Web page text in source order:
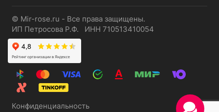
© Mir-rose.ru - Все права защищены.
ИП Петросова Р.Ф. ИНН 710513410054
Конфиденциальность